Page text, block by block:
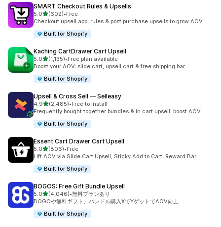
SMART Checkout Rules & Upsells
5.05つ星中
(602)
合計レビュー数：602件
•Free
Checkout upsell app, rules & post purchase upsells to grow AOV
Built for Shopify
Kaching CartDrawer Cart Upsell
5.05つ星中
(1,135)
合計レビュー数：1135件
•Free plan available
Boost your AOV: slide cart, upsell cart & free shipping bar
Built for Shopify
Upsell & Cross Sell — Selleasy
4.95つ星中
(2,485)
合計レビュー数：2485件
•Free to install
Frequently bought together bundles & in cart upsell, boost AOV
Built for Shopify
Essent Cart Drawer Cart Upsell
5.05つ星中
(806)
合計レビュー数：806件
•Free
Lift AOV via Slide Cart Upsell, Sticky Add to Cart, Reward Bar
Built for Shopify
BOGOS: Free Gift Bundle Upsell
5.05つ星中
(4,046)
合計レビュー数：4046件
•無料プランあり
BOGOや無料ギフト、バンドル購入XでYゲットでAOV向上
Built for Shopify